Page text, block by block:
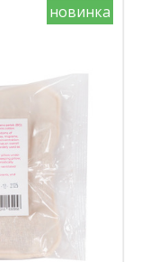
новинка